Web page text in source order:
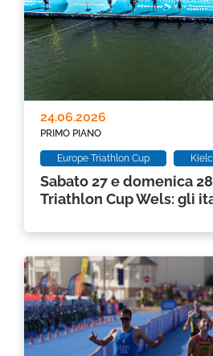
Sabato 27 e domenica
Triathlon Cup Wels: gli
PRIMO PIANO
24.06.2026
Europe Triathlon Cup